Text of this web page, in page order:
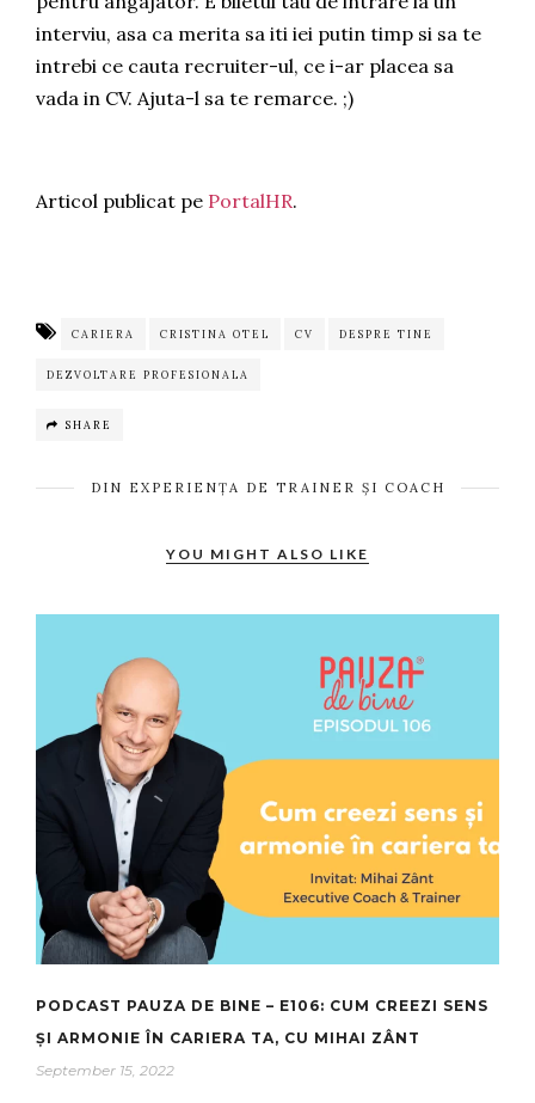
interviu, asa ca merita sa iti iei putin timp si sa te
intrebi ce cauta recruiter-ul, ce i-ar placea sa
vada in CV. Ajuta-l sa te remarce. ;)
Articol publicat pe PortalHR.
CARIERA CRISTINA OTEL CV DESPRE TINE
DEZVOLTARE PROFESIONALA
SHARE
DIN EXPERIENȚA DE TRAINER ȘI COACH
YOU MIGHT ALSO LIKE
PODCAST PAUZA DE BINE – E106: CUM CREEZI SENS
ȘI ARMONIE ÎN CARIERA TA, CU MIHAI ZÂNT
September 15, 2022